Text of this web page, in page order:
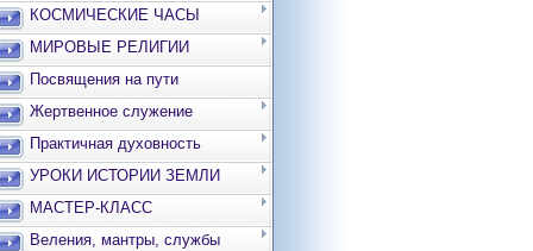
КОСМИЧЕСКИЕ ЧАСЫ
МИРОВЫЕ РЕЛИГИИ
Посвящения на пути
Жертвенное служение
Практичная духовность
УРОКИ ИСТОРИИ ЗЕМЛИ
МАСТЕР-КЛАСС
Веления, мантры, службы